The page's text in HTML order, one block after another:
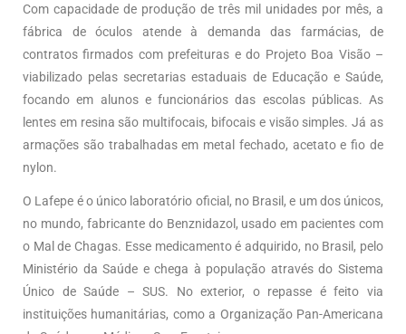
Com capacidade de produção de três mil unidades por mês, a
fábrica de óculos atende à demanda das farmácias, de
contratos firmados com prefeituras e do Projeto Boa Visão –
viabilizado pelas secretarias estaduais de Educação e Saúde,
focando em alunos e funcionários das escolas públicas. As
lentes em resina são multifocais, bifocais e visão simples. Já as
armações são trabalhadas em metal fechado, acetato e fio de
nylon.
O Lafepe é o único laboratório oficial, no Brasil, e um dos únicos,
no mundo, fabricante do Benznidazol, usado em pacientes com
o Mal de Chagas. Esse medicamento é adquirido, no Brasil, pelo
Ministério da Saúde e chega à população através do Sistema
Único de Saúde – SUS. No exterior, o repasse é feito via
instituições humanitárias, como a Organização Pan-Americana